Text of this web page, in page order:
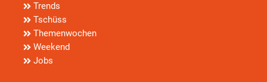
Trends
Tschüss
Themenwochen
Weekend
Jobs